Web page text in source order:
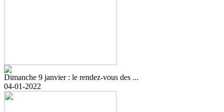
Dimanche 9 janvier : le rendez-vous des ...
04-01-2022